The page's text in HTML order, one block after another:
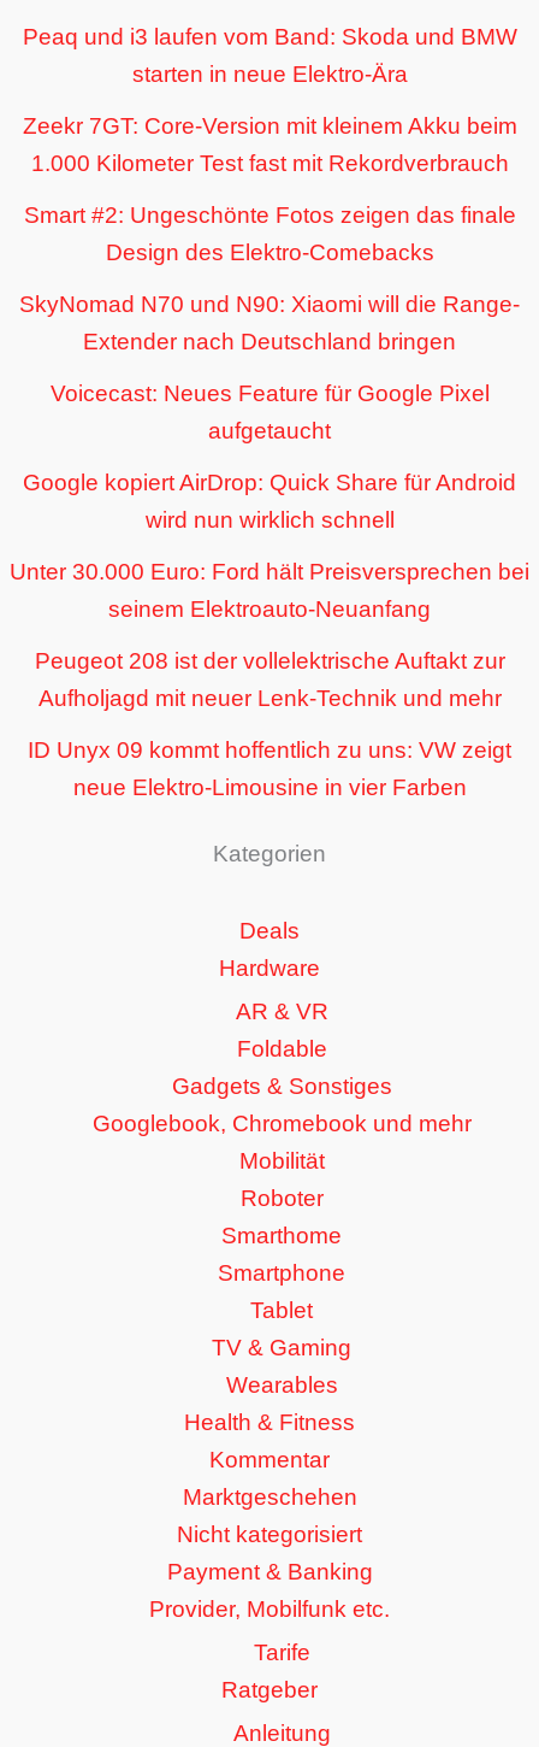
Peaq und i3 laufen vom Band: Skoda und BMW
starten in neue Elektro-Ära
Zeekr 7GT: Core-Version mit kleinem Akku beim
1.000 Kilometer Test fast mit Rekordverbrauch
Smart #2: Ungeschönte Fotos zeigen das finale
Design des Elektro-Comebacks
SkyNomad N70 und N90: Xiaomi will die Range-
Extender nach Deutschland bringen
Voicecast: Neues Feature für Google Pixel
aufgetaucht
Google kopiert AirDrop: Quick Share für Android
wird nun wirklich schnell
Unter 30.000 Euro: Ford hält Preisversprechen bei
seinem Elektroauto-Neuanfang
Peugeot 208 ist der vollelektrische Auftakt zur
Aufholjagd mit neuer Lenk-Technik und mehr
ID Unyx 09 kommt hoffentlich zu uns: VW zeigt
neue Elektro-Limousine in vier Farben
Kategorien
Deals
Hardware
AR & VR
Foldable
Gadgets & Sonstiges
Googlebook, Chromebook und mehr
Mobilität
Roboter
Smarthome
Smartphone
Tablet
TV & Gaming
Wearables
Health & Fitness
Kommentar
Marktgeschehen
Nicht kategorisiert
Payment & Banking
Provider, Mobilfunk etc.
Tarife
Ratgeber
Anleitung